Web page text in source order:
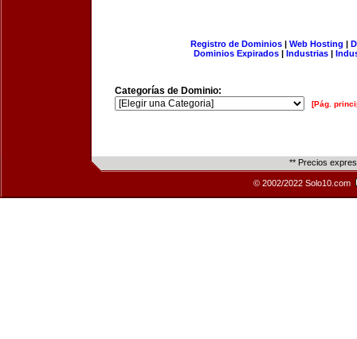
Registro de Dominios| Web Hosting |
Dominios Expirados | Industrias |
Categorías de Dominio:
[Pág.
** Precios
© 2002/2022 Solo10.com